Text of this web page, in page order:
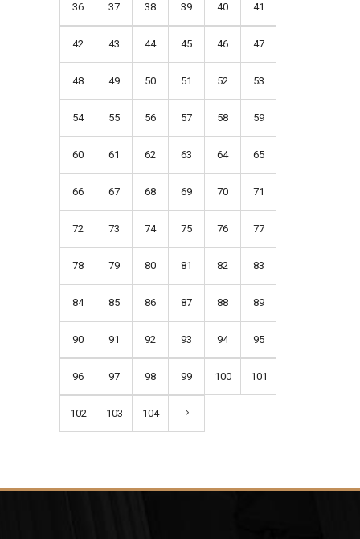
36 37 38 39 40 41
42 43 44 45 46 47
48 49 50 51 52 53
54 55 56 57 58 59
60 61 62 63 64 65
66 67 68 69 70 71
72 73 74 75 76 77
78 79 80 81 82 83
84 85 86 87 88 89
90 91 92 93 94 95
96 97 98 99 100 101
102 103 104